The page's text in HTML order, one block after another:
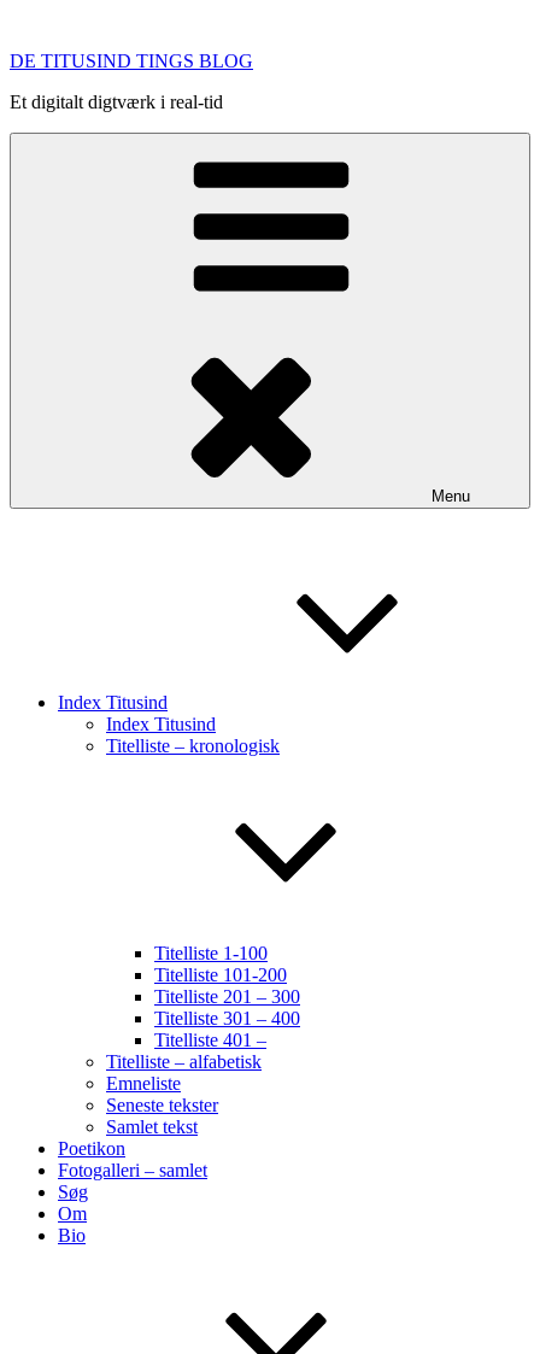
indhold
DE TITUSIND TINGS BLOG
Et digitalt digtværk i real-tid
Menu
Index Titusind
Index Titusind
Titelliste – kronologisk
Titelliste 1-100
Titelliste 101-200
Titelliste 201 – 300
Titelliste 301 – 400
Titelliste 401 –
Titelliste – alfabetisk
Emneliste
Seneste tekster
Samlet tekst
Poetikon
Fotogalleri – samlet
Søg
Om
Bio